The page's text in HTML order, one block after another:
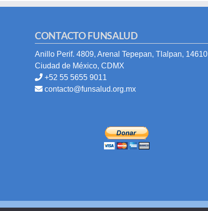
CONTACTO FUNSALUD
Anillo Perif. 4809, Arenal Tepepan, Tlalpan, 14610
Ciudad de México, CDMX
+52 55 5655 9011
contacto@funsalud.org.mx